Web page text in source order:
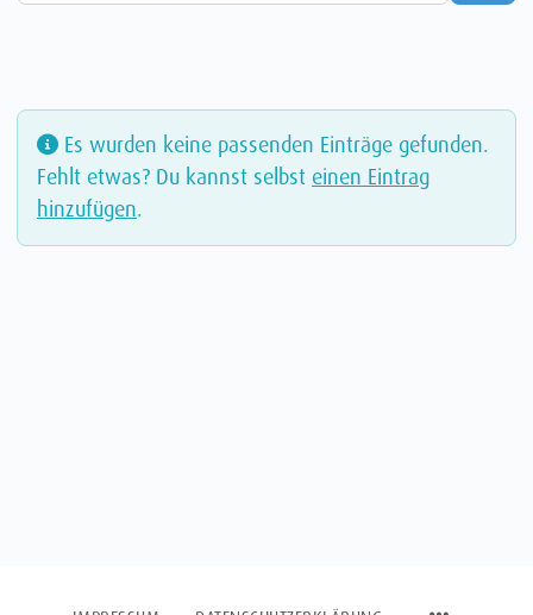
Es wurden keine passenden Einträge gefunden.
Fehlt etwas? Du kannst selbst einen Eintrag
hinzufügen.